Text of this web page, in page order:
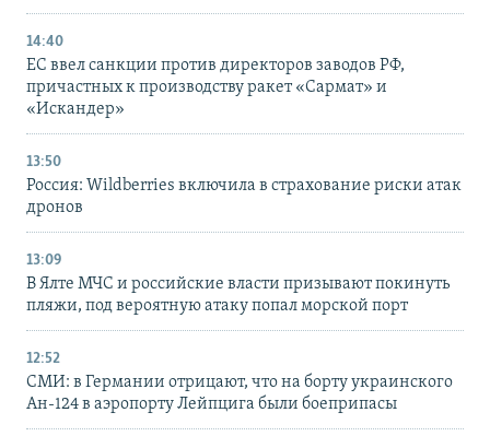
14:40
ЕС ввел санкции против директоров заводов РФ,
причастных к производству ракет «Сармат» и
«Искандер»
13:50
Россия: Wildberries включила в страхование риски атак
дронов
13:09
В Ялте МЧС и российские власти призывают покинуть
пляжи, под вероятную атаку попал морской порт
12:52
СМИ: в Германии отрицают, что на борту украинского
Ан-124 в аэропорту Лейпцига были боеприпасы